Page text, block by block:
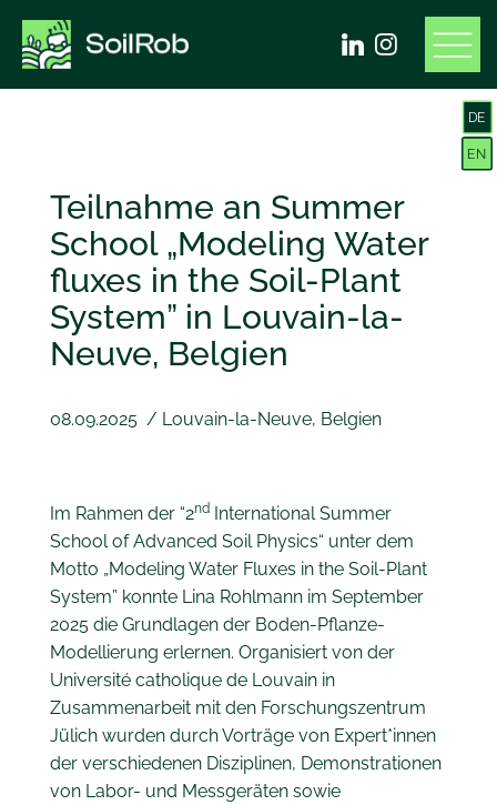
DE
EN
Teilnahme an Summer
School „Modeling Water
fluxes in the Soil-Plant
System” in Louvain-la-
Neuve, Belgien
08.09.2025 / Louvain-la-Neuve, Belgien
Im Rahmen der “2nd International Summer
School of Advanced Soil Physics“ unter dem
Motto „Modeling Water Fluxes in the Soil-Plant
System” konnte Lina Rohlmann im September
2025 die Grundlagen der Boden-Pflanze-
Modellierung erlernen. Organisiert von der
Université catholique de Louvain in
Zusammenarbeit mit den Forschungszentrum
Jülich wurden durch Vorträge von Expert*innen
der verschiedenen Disziplinen, Demonstrationen
von Labor- und Messgeräten sowie